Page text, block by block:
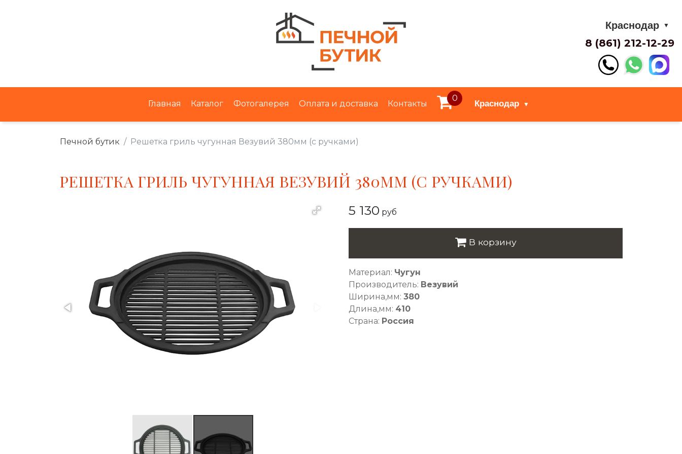
Краснодар ▼
8 (861) 212-12-29
Главная Каталог Фотогалерея Оплата и доставка Контакты
0
Краснодар ▼
Печной бутик Решетка гриль чугунная Везувий 380мм (с ручками)
РЕШЕТКА ГРИЛЬ ЧУГУННАЯ ВЕЗУВИЙ 380ММ (С РУЧКАМИ)
5 130 руб
В корзину
Материал: Чугун
Производитель: Везувий
Ширина,мм: 380
Длина,мм: 410
Страна: Россия